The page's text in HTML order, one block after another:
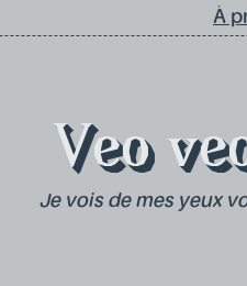
À
Veo
Je vois de mes yeux